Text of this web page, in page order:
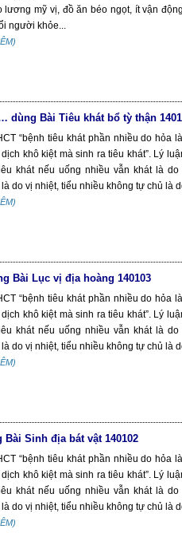
lương mỹ vị, đồ ăn béo ngọt, ít vận
người khỏe...
Bài Tiêu khát bổ tỳ thận
“bệnh tiêu khát phần nhiều do hỏa
khô kiệt mà sinh ra tiêu khát”. Lý
khát nếu uống nhiều vẫn khát là
do vị nhiệt, tiểu nhiều không tự chủ là
Bài Lục vị địa hoàng 140103
“bệnh tiêu khát phần nhiều do hỏa
khô kiệt mà sinh ra tiêu khát”. Lý
khát nếu uống nhiều vẫn khát là
do vị nhiệt, tiểu nhiều không tự chủ là
Sinh địa bát vật 140102
“bệnh tiêu khát phần nhiều do hỏa
khô kiệt mà sinh ra tiêu khát”. Lý
khát nếu uống nhiều vẫn khát là
do vị nhiệt, tiểu nhiều không tự chủ là